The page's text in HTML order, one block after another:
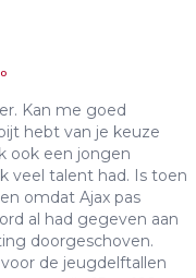
Kan me goed
hebt van je keuze
ook een jongen
veel talent had. Is toen
omdat Ajax pas
al had gegeven aan
doorgeschoven.
de jeugdelftallen